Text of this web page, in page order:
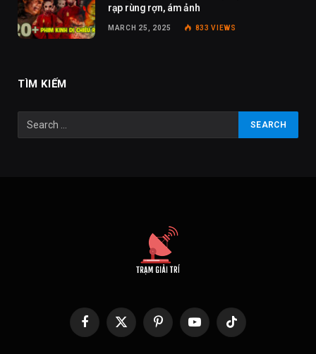
rạp rùng rợn, ám ảnh
MARCH 25, 2025 833VIEWS
TÌM KIẾM
Facebook
X
PinterestYouTubeTikTok